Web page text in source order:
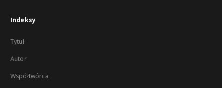
Indeksy
Tytuł
Autor
Współtwórca